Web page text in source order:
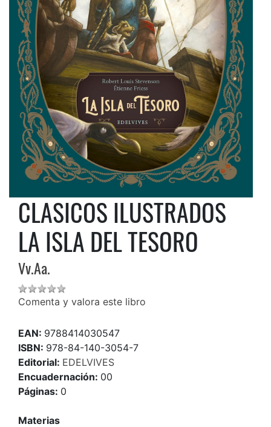
CLASICOS ILUSTRADOS
LA ISLA DEL TESORO
Vv.Aa.
Comenta y valora este libro
EAN: 9788414030547
ISBN: 978-84-140-3054-7
Editorial: EDELVIVES
Encuadernación: 00
Páginas: 0
Materias